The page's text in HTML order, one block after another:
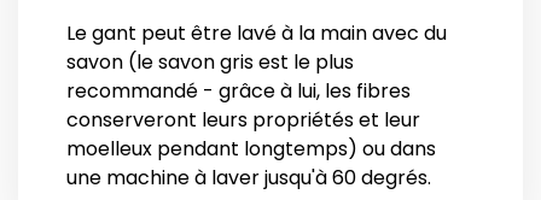
Le gant peut être lavé à la main avec du
savon (le savon gris est le plus
recommandé - grâce à lui, les fibres
conserveront leurs propriétés et leur
moelleux pendant longtemps) ou dans
une machine à laver jusqu'à 60 degrés.